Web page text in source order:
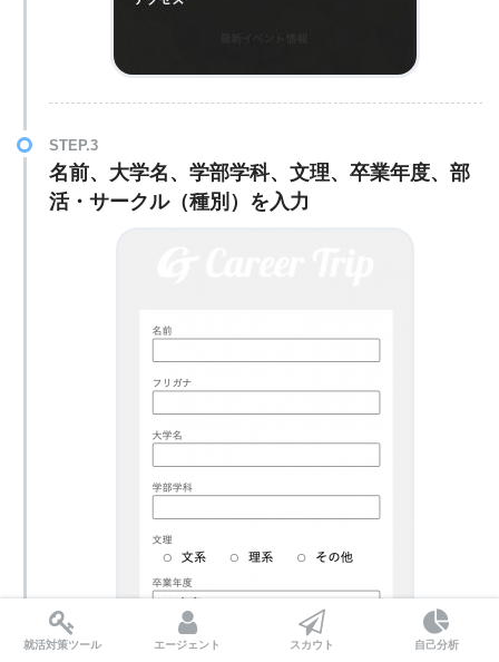
STEP.3
名前、大学名、学部学科、文理、卒業年度、部
活・サークル（種別）を入力
就活対策ツール エージェント スカウト 自己分析